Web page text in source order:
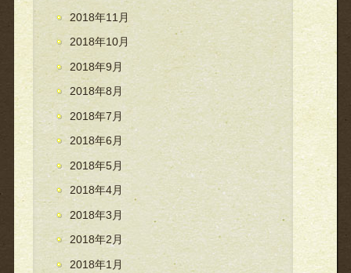
2018年11月
2018年10月
2018年9月
2018年8月
2018年7月
2018年6月
2018年5月
2018年4月
2018年3月
2018年2月
2018年1月